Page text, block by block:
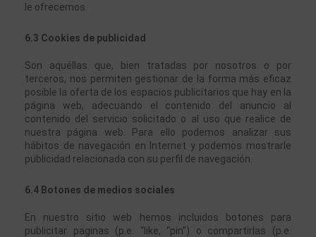
le ofrecemos.
6.3 Cookies de publicidad
Son aquéllas que, bien tratadas por nosotros o por
terceros, nos permiten gestionar de la forma más eficaz
posible la oferta de los espacios publicitarios que hay en la
página web, adecuando el contenido del anuncio al
contenido del servicio solicitado o al uso que realice de
nuestra página web. Para ello podemos analizar sus
hábitos de navegación en Internet y podemos mostrarle
publicidad relacionada con su perfil de navegación.
6.4 Botones de medios sociales
En nuestro sitio web hemos incluidos botones para
publicitar paginas (p.e. “like, “pin”) o compartirlas (p.e.